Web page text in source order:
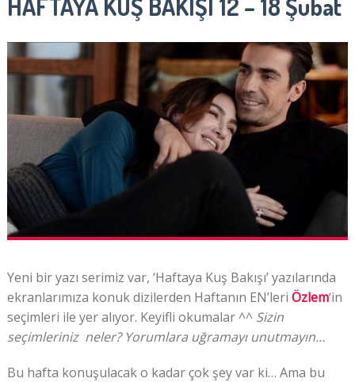
HAFTAYA KUŞ BAKIŞI 12 – 18 Şubat
Yeni bir yazı serimiz var, ‘Haftaya Kuş Bakışı’ yazılarında
ekranlarımıza konuk dizilerden Haftanın EN’leri Özlem‘in
seçimleri ile yer alıyor. Keyifli okumalar ^^Sizin
seçimleriniz neler? Yorumlara uğramayı unutmayın…
Bu hafta konuşulacak o kadar çok şey var ki… Ama bu